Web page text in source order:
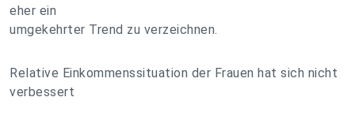
eher ein
umgekehrter Trend zu verzeichnen.
Relative Einkommenssituation der Frauen hat sich nicht
verbessert